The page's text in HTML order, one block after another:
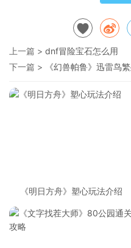
上一篇 > dnf冒险宝石怎么用
下一篇 >
《幻兽帕鲁》迅雷鸟
《明日方舟》塑心玩法介绍